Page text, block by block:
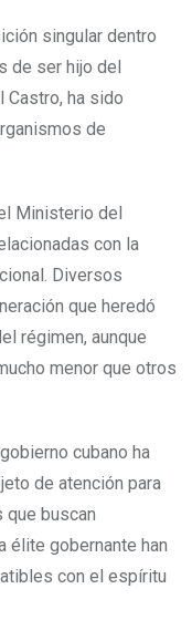
singular dentro
de ser hijo del
Castro, ha sido
de
Ministerio del
con la
Diversos
que heredó
régimen, aunque
menor que otros
cubano ha
de atención para
buscan
élite gobernante han
con el espíritu